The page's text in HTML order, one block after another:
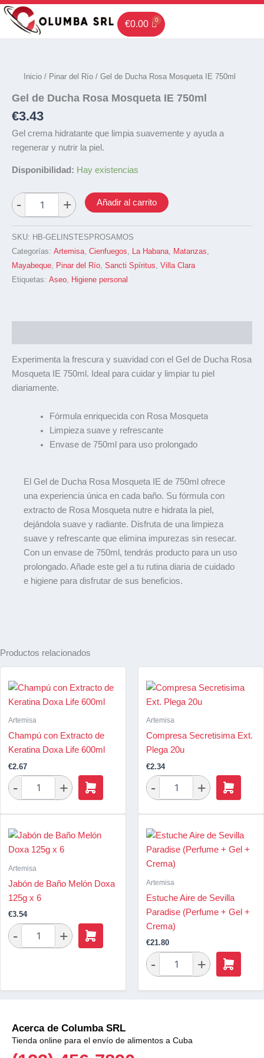
Ir
contenido
€0.00
Inicio / Pinar del Río / Gel de Ducha Rosa Mosqueta IE 750ml
Gel de Ducha Rosa Mosqueta IE 750ml
€3.43
Gel crema hidratante que limpia suavemente y ayuda a
regenerar y nutrir la piel.
Disponibilidad: Hay existencias
Añadir al carrito
SKU: HB-GELINSTESPROSAMOS
Categorías: Artemisa Cienfuegos La Habana Matanzas
Mayabeque
Pinar del Río Sancti Spíritus Villa Clara
Etiquetas: Aseo Higiene personal
Experimenta la frescura y suavidad con el Gel de Ducha Rosa
Mosqueta IE 750ml. Ideal para cuidar y limpiar tu piel
diariamente.
Fórmula enriquecida con Rosa Mosqueta
Limpieza suave y refrescante
Envase de 750ml para uso prolongado
El Gel de Ducha Rosa Mosqueta IE de 750ml ofrece
una experiencia única en cada baño. Su fórmula con
extracto de Rosa Mosqueta nutre e hidrata la piel,
dejándola suave y radiante. Disfruta de una limpieza
suave y refrescante que elimina impurezas sin resecar.
Con un envase de 750ml, tendrás producto para un uso
prolongado. Añade este gel a tu rutina diaria de cuidado
e higiene para disfrutar de sus beneficios.
Productos relacionados
Artemisa
Champú con Extracto de
Keratina Doxa Life 600ml
€2.67
Artemisa
Compresa Secretisima Ext.
Plega 20u
€2.34
Artemisa
Jabón de Baño Melón Doxa
125g x 6
€3.54
Artemisa
Estuche Aire de Sevilla
Paradise (Perfume + Gel +
Crema)
€21.80
Acerca de Columba SRL
Tienda online para el envío de alimentos a Cuba